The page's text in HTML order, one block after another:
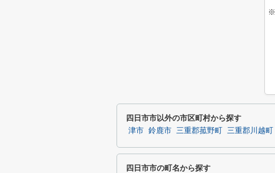
※
四日市市以外の市区町村から探す
津市 鈴鹿市 三重郡菰野町 三重郡川越町
四日市市の町名から探す